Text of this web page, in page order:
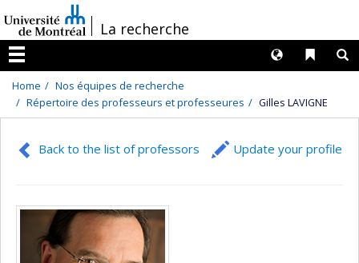
au
contenu
/La recherche
Menu
Liens
Langues
Home
Nos équipes de recherche
Répertoire des professeurs et professeures
Gilles LAVIGNE
Back to the list of professors Update your profile